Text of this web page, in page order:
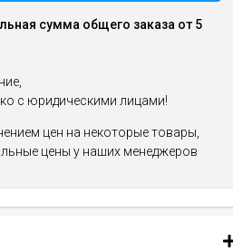
сумма общего заказа от 5
с юридическими лицами!
цен на некоторые товары,
цены у наших менеджеров